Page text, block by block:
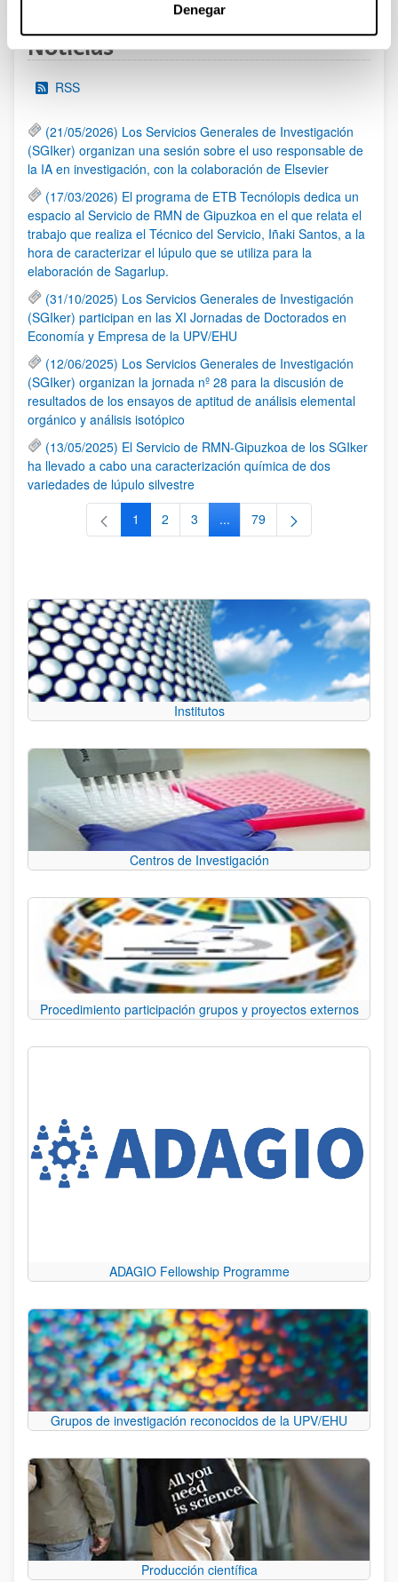
Denegar
Noticias
RSS
(21/05/2026) Los Servicios Generales de Investigación
(SGIker) organizan una sesión sobre el uso responsable de
la IA en investigación, con la colaboración de Elsevier
(17/03/2026) El programa de ETB Tecnólopis dedica un
espacio al Servicio de RMN de Gipuzkoa en el que relata el
trabajo que realiza el Técnico del Servicio, Iñaki Santos, a la
hora de caracterizar el lúpulo que se utiliza para la
elaboración de Sagarlup.
(31/10/2025) Los Servicios Generales de Investigación
(SGIker) participan en las XI Jornadas de Doctorados en
Economía y Empresa de la UPV/EHU
(12/06/2025) Los Servicios Generales de Investigación
(SGIker) organizan la jornada nº 28 para la discusión de
resultados de los ensayos de aptitud de análisis elemental
orgánico y análisis isotópico
(13/05/2025) El Servicio de RMN-Gipuzkoa de los SGIker
ha llevado a cabo una caracterización química de dos
variedades de lúpulo silvestre
Página
1 Página
2 Página
3 ...Páginas intermedias Use TAB
Página
79
Institutos
Centros de Investigación
Procedimiento participación grupos y proyectos externos
ADAGIO Fellowship Programme
Grupos de investigación reconocidos de la UPV/EHU
Producción científica